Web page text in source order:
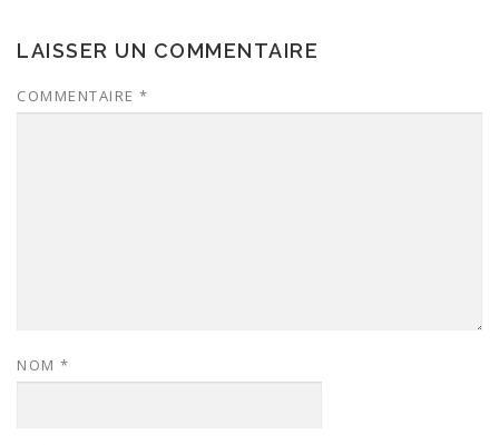
LAISSER UN COMMENTAIRE
COMMENTAIRE *
NOM *